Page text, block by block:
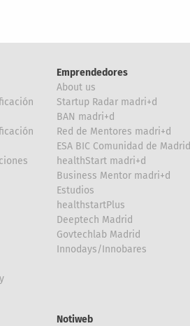
Emprendedores
About us
Startup Radar madri+d
BAN madri+d
Red de Mentores madri+d
ESA BIC Comunidad de Madrid
healthStart madri+d
Business Mentor madri+d
Estudios
healthstartPlus
Deeptech Madrid
Govtechlab Madrid
Innodays/Innobares
Notiweb